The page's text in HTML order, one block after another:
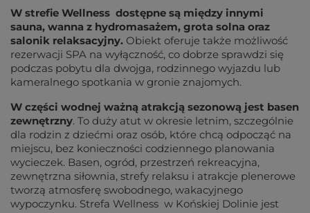
W strefie Wellness  dostępne są między innymi
sauna, wanna z hydromasażem, grota solna oraz
salonik relaksacyjny. Obiekt oferuje także możliwość
rezerwacji SPA na wyłączność, co dobrze sprawdzi się
podczas pobytu dla dwojga, rodzinnego wyjazdu lub
kameralnego spotkania w gronie znajomych.
W części wodnej ważną atrakcją sezonową jest basen
zewnętrzny. To duży atut w okresie letnim, szczególnie
dla rodzin z dziećmi oraz osób, które chcą odpocząć na
miejscu, bez konieczności codziennego planowania
wycieczek. Basen, ogród, przestrzeń rekreacyjna,
zewnętrzna siłownia, strefy relaksu i atrakcje plenerowe
tworzą atmosferę swobodnego, wakacyjnego
wypoczynku. Strefa Wellness  w Końskiej Dolinie jest